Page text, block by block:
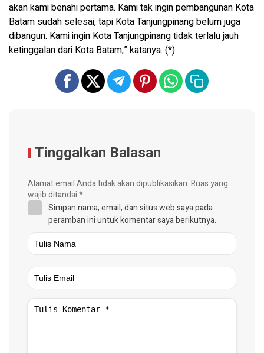
akan kami benahi pertama. Kami tak ingin pembangunan Kota
Batam sudah selesai, tapi Kota Tanjungpinang belum juga
dibangun. Kami ingin Kota Tanjungpinang tidak terlalu jauh
ketinggalan dari Kota Batam,” katanya. (*)
Tinggalkan Balasan
Alamat email Anda tidak akan dipublikasikan.Ruas yang
wajib ditandai*
Simpan nama, email, dan situs web saya pada
peramban ini untuk komentar saya berikutnya.